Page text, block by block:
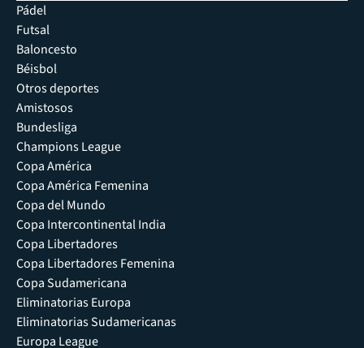
Pádel
Futsal
Baloncesto
Béisbol
Otros deportes
Amistosos
Bundesliga
Champions League
Copa América
Copa América Femenina
Copa del Mundo
Copa Intercontinental India
Copa Libertadores
Copa Libertadores Femenina
Copa Sudamericana
Eliminatorias Europa
Eliminatorias Sudamericanas
Europa League